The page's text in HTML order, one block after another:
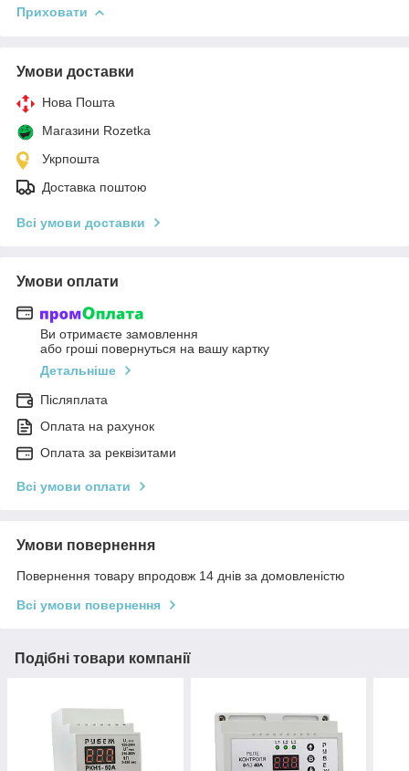
Приховати
Умови доставки
Нова Пошта
Магазини Rozetka
Укрпошта
Доставка поштою
Всі умови доставки
Умови оплати
Ви отримаєте замовлення
або гроші повернуться на вашу картку
Детальніше
Післяплата
Оплата на рахунок
Оплата за реквізитами
Всі умови оплати
Умови повернення
Повернення товару впродовж 14 днів за домовленістю
Всі умови повернення
Подібні товари компанії